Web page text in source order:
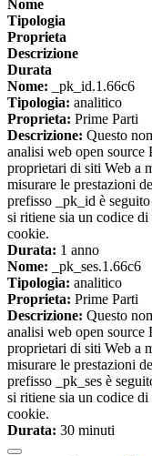
Nome
Tipologia
Proprieta
Descrizione
Durata
Nome: _pk_id.1.66c6
Tipologia: analitico
Proprieta: Prime Parti
Descrizione: Questo
analisi web open
proprietari di siti Web a
misurare le prestazioni
prefisso _pk_id è
si ritiene sia un codice
cookie.
Durata: 1 anno
Nome: _pk_ses.1.66c6
Tipologia: analitico
Proprieta: Prime Parti
Descrizione: Questo
analisi web open
proprietari di siti Web a
misurare le prestazioni
prefisso _pk_ses è
si ritiene sia un codice
cookie.
Durata: 30 minuti